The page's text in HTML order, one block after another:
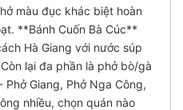
màu đục khác biệt hoàn
**Bánh Cuốn Bà Cúc**
Hà Giang với nước súp
lại đa phần là phở bò/gà
Giang, Phở Nga Công,
nhiều, chọn quán nào